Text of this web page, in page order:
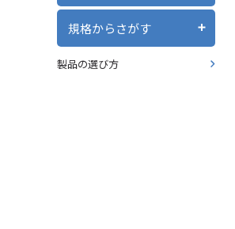
規格からさがす
製品の選び方